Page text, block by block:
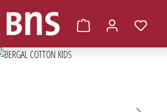
Warenkorb enthält